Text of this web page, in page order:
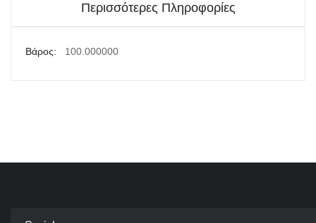
Περισσότερες Πληροφορίες
Περισσότερες100.000000